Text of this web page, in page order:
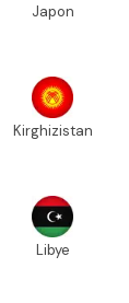
Japon
Kirghizistan
Libye